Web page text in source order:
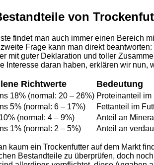
von
findet man auch immer einen Bereich
Frage kann man direkt beantworten:
mit guter Deklaration und toller
Interesse daran haben, erklären wir nun,
Richtwerte Bedeutung
18% (normal: 20 – 26%) Proteinanteil im
5% (normal: 6 – 17%)
Fettanteil im
(normal: 4 – 9%)
Anteil an
1% (normal: 2 – 5%) Anteil an
kaum ein Trockenfutter auf dem Markt
Bestandteile zu überprüfen, doch